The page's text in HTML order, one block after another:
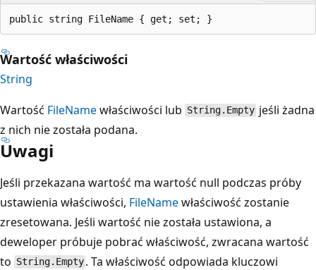
public string FileName { get; set; }
Wartość właściwości
String
Wartość FileNamewłaściwości lub String.Empty jeśli żadna
z nich nie została podana.
Uwagi
Jeśli przekazana wartość ma wartość null podczas próby
ustawienia właściwości, FileNamewłaściwość zostanie
zresetowana. Jeśli wartość nie została ustawiona, a
deweloper próbuje pobrać właściwość, zwracana wartość
to String.Empty . Ta właściwość odpowiada kluczowi